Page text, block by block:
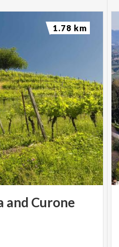
and Curone
1.78 km